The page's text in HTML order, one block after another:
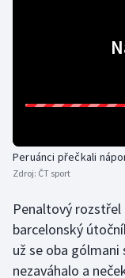
Rychlostní
Short track
Sportovní střelba
Peruánci přečkali
Zdroj: ČT sport
Penaltový rozstřel
barcelonský
už se oba
nezaváhalo a